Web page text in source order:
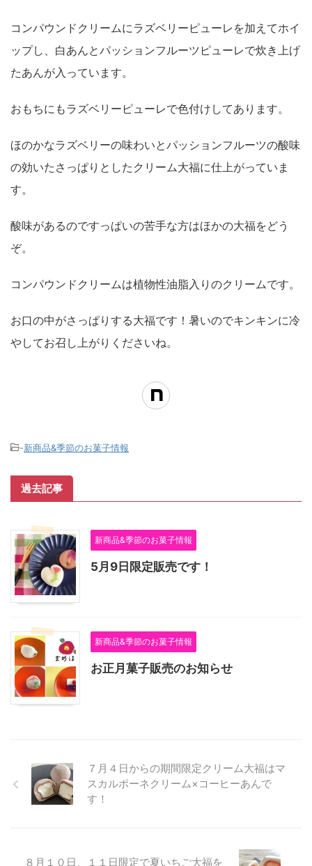
コンパウンドクリームにラズベリーピューレを加えてホイ
ップし、白あんとパッションフルーツピューレで炊き上げ
たあんが入っています。
おもちにもラズベリーピューレで色付けしてあります。
ほのかなラズベリーの味わいとパッションフルーツの酸味
の効いたさっぱりとしたクリーム大福に仕上がっていま
す。
酸味があるのですっぱいの苦手な方はほかの大福をどう
ぞ。
コンパウンドクリームは植物性油脂入りのクリームです。
お口の中がさっぱりする大福です！暑いのでキンキンに冷
やしてお召し上がりくださいね。
-新商品&季節のお菓子情報
過去記事
新商品&季節のお菓子情報
5月9日限定販売です！
新商品&季節のお菓子情報
お正月菓子販売のお知らせ
７月４日からの期間限定クリーム大福はマ
スカルポーネクリーム×コーヒーあんで
す！
８月１０日、１１日限定で夏いちご大福を